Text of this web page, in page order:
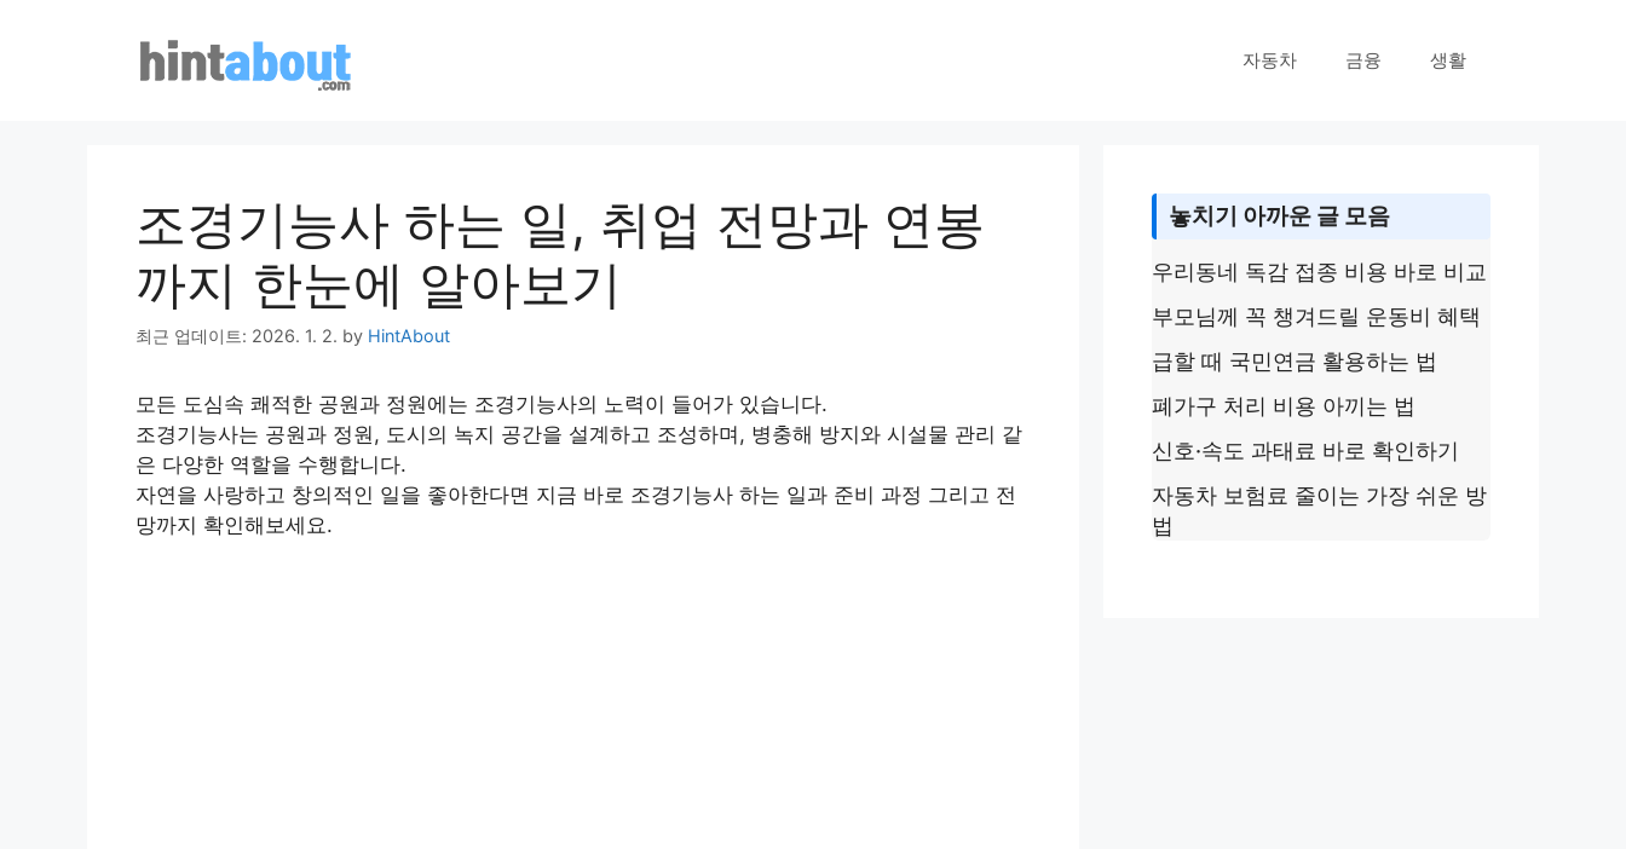
자동차 금융 생활
조경기능사 하는 일, 취업 전망과 연봉
까지 한눈에 알아보기
최근 업데이트: 2026. 1. 2. by HintAbout
모든 도심속 쾌적한 공원과 정원에는 조경기능사의 노력이 들어가 있습니다.
조경기능사는 공원과 정원, 도시의 녹지 공간을 설계하고 조성하며, 병충해 방지와 시설물 관리 같
은 다양한 역할을 수행합니다.
자연을 사랑하고 창의적인 일을 좋아한다면 지금 바로 조경기능사 하는 일과 준비 과정 그리고 전
망까지 확인해보세요.
놓치기 아까운 글 모음
우리동네 독감 접종 비용 바로 비교
부모님께 꼭 챙겨드릴 운동비 혜택
급할 때 국민연금 활용하는 법
폐가구 처리 비용 아끼는 법
신호·속도 과태료 바로 확인하기
자동차 보험료 줄이는 가장 쉬운 방
법